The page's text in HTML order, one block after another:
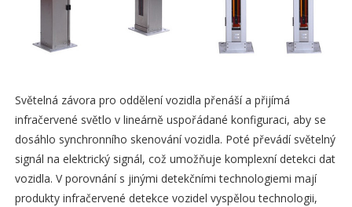
Světelná závora pro oddělení vozidla přenáší a přijímá
infračervené světlo v lineárně uspořádané konfiguraci, aby se
dosáhlo synchronního skenování vozidla. Poté převádí světelný
signál na elektrický signál, což umožňuje komplexní detekci dat
vozidla. V porovnání s jinými detekčními technologiemi mají
produkty infračervené detekce vozidel vyspělou technologii,